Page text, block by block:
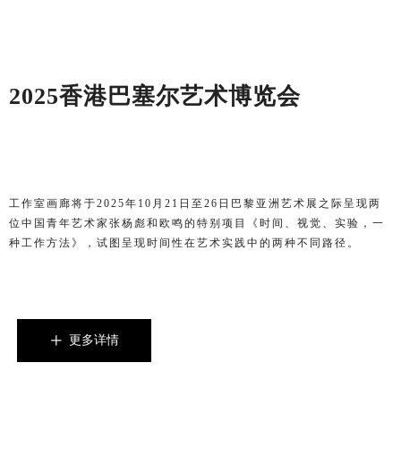
2025香港巴塞尔艺术博览会
ꄸ 更多详情
工作室画廊将于2025年10月21日至26日巴黎亚洲艺术展之际呈现两
位中国青年艺术家张杨彪和欧鸣的特别项目《时间、视觉、实验，一
种工作方法》，试图呈现时间性在艺术实践中的两种不同路径。